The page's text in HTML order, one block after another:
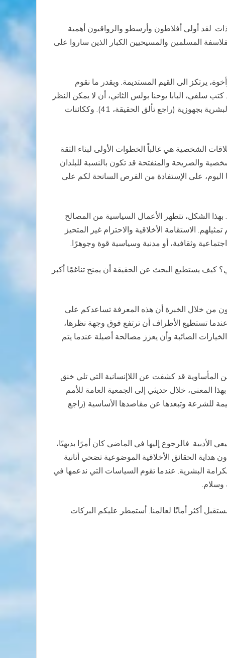
لقد أولى أفلاطون وأرسطو والرواقيون أهمية
المسلمين والمسيحيين الكبار الذين ساروا على
يرتكز الى القيم المستديمة. وبقدر ما نقوم
سلفي، البابا يوحنا بولس الثاني، أن لا يمكن النظر
الى الالتزام الأخلاقي كقانون يفرض ذاته من الخارج ويفترض الطاعة، وإنما كتعبير عن حكمة الله ذاتها، التي تخضع لها الحرية البشرية بجهوزية (راجع تألق الحقيقة، 41). وككائنات
الشخصية هي غالباً الخطوات الأولى لبناء الثقة
والصريحة والمنفتحة قد تكون بالنسبة للبلدان
على الإستفادة من الفرص السانحة لكم على
الشكل، تتطهر الأعمال السياسية من المصالح
الاستقامة الأخلاقية والاحترام غير المتحيز
وثقافية، أو مدنية وسياسية قوة وجوهرًا.
كيف يستطيع البحث عن الحقيقة أن يمنح تناغمًا أكبر
من خلال الخبرة أن هذه المعرفة تساعدكم على
تستطيع الأطراف أن ترتفع فوق وجهة نظرها،
الصائبة وأن يعزز مصالحة أصيلة عندما يتم
المأساوية قد كشفت عن اللاإنسانية التي تلي خنق
المعنى، خلال حديثي إلى الجمعية العامة للأمم
للشرعة وتبعدها عن مقاصدها الأساسية (راجع
الأدبية. فالرجوع إليها في الماضي كان أمرًا بديهيًا،
هداية الحقائق الأخلاقية الموضوعية تضحي أنانية
البشرية. عندما تقوم السياسات التي ندعمها في
وسلام.
أكثر أمانًا لعالمنا. أستمطر عليكم البركات